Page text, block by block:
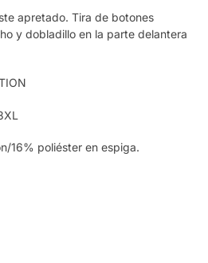
apretado. Tira de botones
y dobladillo en la parte delantera
16% poliéster en espiga.